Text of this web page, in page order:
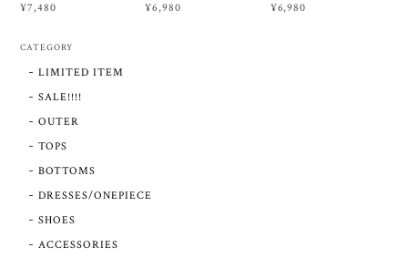
¥7,480
¥6,980
¥6,980
CATEGORY
LIMITED ITEM
SALE!!!!
OUTER
TOPS
BOTTOMS
DRESSES/ONEPIECE
SHOES
ACCESSORIES